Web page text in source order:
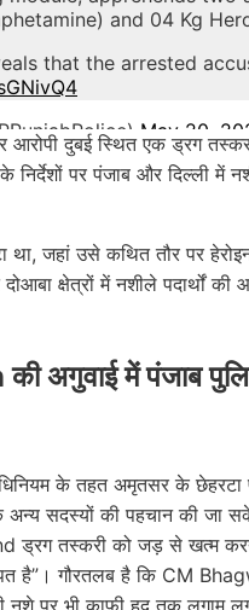
and 04 Kg
that the arrested
May 20,
आरोपी दुबई स्थित एक ड्रग
पर पंजाब और दिल्ली में
था, जहां उसे कथित तौर पर
क्षेत्रों में नशीले पदार्थों की
अगुवाई में पंजाब
के तहत अमृतसर के छेहरटा
सदस्यों की पहचान की जा
ड्रग तस्करी को जड़ से खत्म
है”। गौरतलब है कि CM
नशे पर भी काफी हद तक लगाम